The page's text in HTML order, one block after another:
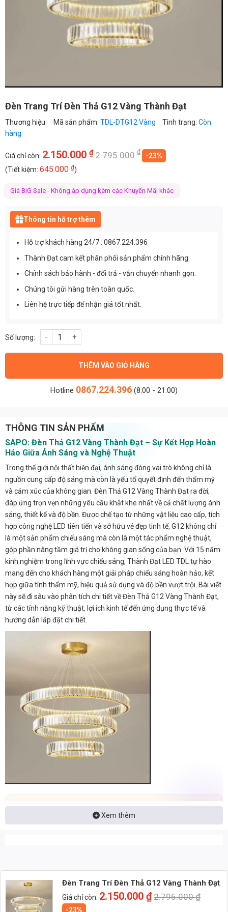
Đèn Trang Trí Đèn Thả G12 Vàng Thành Đạt
Thương hiệu: Mã sản phẩm: TDL-DTG12 Vàng Tình trạng: Còn
hàng
Giá chỉ còn: 2.150.000 ₫2.795.000₫
-23%
(Tiết kiệm: 645.000 ₫)
Giá BiG Sale - Không áp dụng kèm các Khuyến Mãi khác
Thông tin hỗ trợ thêm
Hỗ trợ khách hàng 24/7 : 0867.224.396
Thành Đạt cam kết phân phối sản phẩm chính hãng.
Chính sách bảo hành - đổi trả - vận chuyển nhanh gọn.
Chúng tôi gửi hàng trên toàn quốc.
Liên hệ trực tiếp để nhận giá tốt nhất.
Đèn Trang Trí Đèn Thả G12 Vàng Thành Đạt số lượng
THÊM VÀO GIỎ HÀNG
Hotline 0867.224.396 (8:00 - 21:00)
THÔNG TIN SẢN PHẨM
SAPO: Đèn Thả G12 Vàng Thành Đạt – Sự Kết Hợp Hoàn
Hảo Giữa Ánh Sáng và Nghệ Thuật
Trong thế giới nội thất hiện đại, ánh sáng đóng vai trò không chỉ là
nguồn cung cấp độ sáng mà còn là yếu tố quyết định đến thẩm mỹ
và cảm xúc của không gian. Đèn Thả G12 Vàng Thành Đạt ra đời,
đáp ứng trọn vẹn những yêu cầu khắt khe nhất về cả chất lượng ánh
sáng, thiết kế và độ bền. Được chế tạo từ những vật liệu cao cấp, tích
hợp công nghệ LED tiên tiến và sở hữu vẻ đẹp tinh tế, G12 không chỉ
là một sản phẩm chiếu sáng mà còn là một tác phẩm nghệ thuật,
góp phần nâng tầm giá trị cho không gian sống của bạn. Với 15 năm
kinh nghiệm trong lĩnh vực chiếu sáng, Thành Đạt LED TDL tự hào
mang đến cho khách hàng một giải pháp chiếu sáng hoàn hảo, kết
hợp giữa tính thẩm mỹ, hiệu quả sử dụng và độ bền vượt trội. Bài viết
này sẽ đi sâu vào phân tích chi tiết về Đèn Thả G12 Vàng Thành Đạt,
từ các tính năng kỹ thuật, lợi ích kinh tế đến ứng dụng thực tế và
hướng dẫn lắp đặt chi tiết.
Nhận báo giá đèn LED – tư vấn nhanh & giá tận xưởng
Nhắn: Loại đèn + Công suất + Số lượng để nhận báo giá
Zalo 2 (Hỗ trợ nhanh)
Xem thêm
Đèn Trang Trí Đèn Thả G12 Vàng Thành Đạt
Giá chỉ còn: 2.150.000₫2.795.000₫
-23%